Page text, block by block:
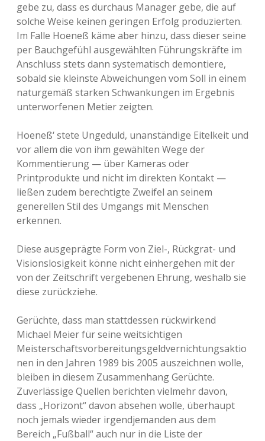
gebe zu, dass es durchaus Manager gebe, die auf
solche Weise keinen geringen Erfolg produzierten.
Im Falle Hoeneß käme aber hinzu, dass dieser seine
per Bauchgefühl ausgewählten Führungskräfte im
Anschluss stets dann systematisch demontiere,
sobald sie kleinste Abweichungen vom Soll in einem
naturgemäß starken Schwankungen im Ergebnis
unterworfenen Metier zeigten.
Hoeneß‘ stete Ungeduld, unanständige Eitelkeit und
vor allem die von ihm gewählten Wege der
Kommentierung — über Kameras oder
Printprodukte und nicht im direkten Kontakt —
ließen zudem berechtigte Zweifel an seinem
generellen Stil des Umgangs mit Menschen
erkennen.
Diese ausgeprägte Form von Ziel-, Rückgrat- und
Visionslosigkeit könne nicht einhergehen mit der
von der Zeitschrift vergebenen Ehrung, weshalb sie
diese zurückziehe.
Gerüchte, dass man stattdessen rückwirkend
Michael Meier für seine weitsichtigen
Meisterschaftsvorbereitungsgeldvernichtungsaktio
nen in den Jahren 1989 bis 2005 auszeichnen wolle,
bleiben in diesem Zusammenhang Gerüchte.
Zuverlässige Quellen berichten vielmehr davon,
dass „Horizont“ davon absehen wolle, überhaupt
noch jemals wieder irgendjemanden aus dem
Bereich „Fußball“ auch nur in die Liste der